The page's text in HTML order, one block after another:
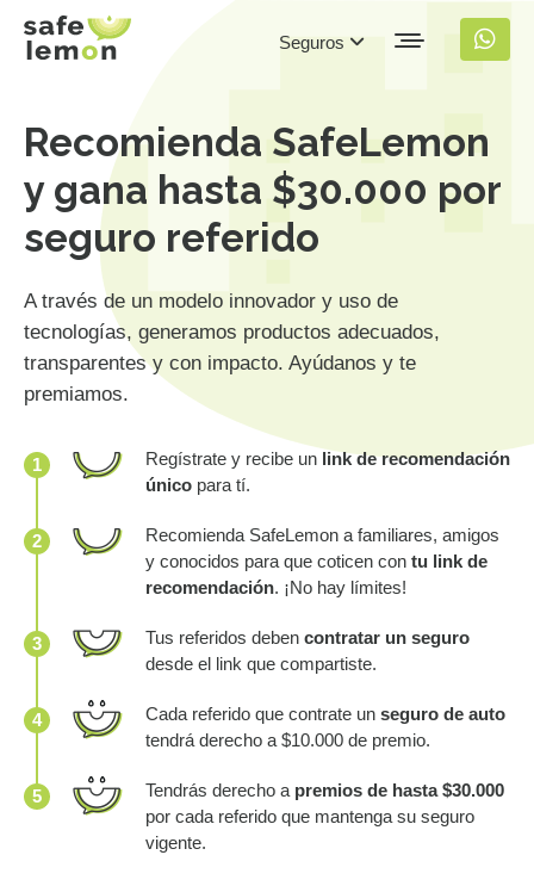
Seguros
Recomienda SafeLemon
y gana hasta $30.000 por
seguro referido
A través de un modelo innovador y uso de
tecnologías, generamos productos adecuados,
transparentes y con impacto. Ayúdanos y te
premiamos.
1 Regístrate y recibe un link de recomendación
único para tí.
2
Recomienda SafeLemon a familiares, amigos
y conocidos para que coticen con tu link de
recomendación. ¡No hay límites!
3 Tus referidos deben contratar un seguro
desde el link que compartiste.
4 Cada referido que contrate un seguro de auto
tendrá derecho a $10.000 de premio.
5 Tendrás derecho a premios de hasta $30.000
por cada referido que mantenga su seguro
vigente.